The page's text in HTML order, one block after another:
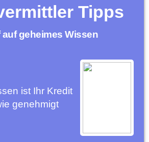
Tipps
auf geheimes Wissen
ist Ihr Kredit
genehmigt